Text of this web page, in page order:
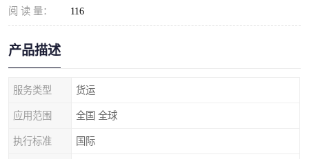
阅 读 量： 116
产品描述
服务类型 货运
应用范围 全国 全球
执行标准 国际